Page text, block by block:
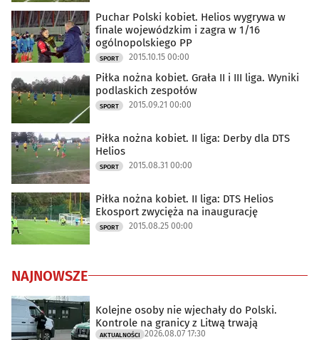
Puchar Polski kobiet. Helios wygrywa w
finale wojewódzkim i zagra w 1/16
ogólnopolskiego PP
SPORT 2015.10.15 00:00
Piłka nożna kobiet. Grała II i III liga. Wyniki
podlaskich zespołów
SPORT 2015.09.21 00:00
Piłka nożna kobiet. II liga: Derby dla DTS
Helios
SPORT 2015.08.31 00:00
Piłka nożna kobiet. II liga: DTS Helios
Ekosport zwycięża na inaugurację
SPORT 2015.08.25 00:00
NAJNOWSZE
Kolejne osoby nie wjechały do Polski.
Kontrole na granicy z Litwą trwają
AKTUALNOŚCI 2026.08.07 17:30